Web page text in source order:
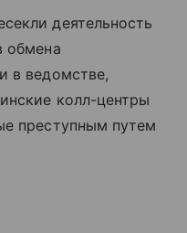
деятельность
обмена
в ведомстве,
колл-центры
преступным путем